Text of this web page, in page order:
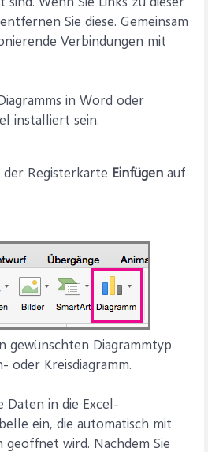
Sie diese. Gemeinsam
Verbindungen mit
in Word oder
installiert sein.
der Registerkarte Einfügen auf
gewünschten Diagrammtyp
oder Kreisdiagramm.
Daten in die Excel-
ein, die automatisch mit
geöffnet wird. Nachdem Sie